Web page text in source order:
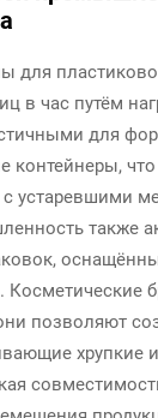
в час путём
для
контейнеры,
устаревшими
также
Косметические
позволяют
хрупкие